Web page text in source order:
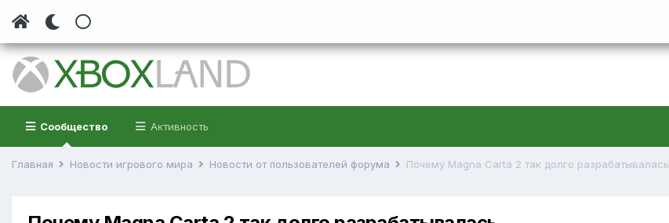
Сообщество Активность
Главная Новости игрового мира Новости от пользователей форума Почему Magna Carta 2 так долго разрабатывалась